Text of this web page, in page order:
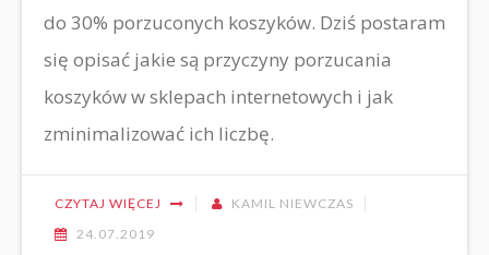
do 30% porzuconych koszyków. Dziś postaram
się opisać jakie są przyczyny porzucania
koszyków w sklepach internetowych i jak
zminimalizować ich liczbę.
CZYTAJ WIĘCEJ
KAMIL NIEWCZAS
24.07.2019